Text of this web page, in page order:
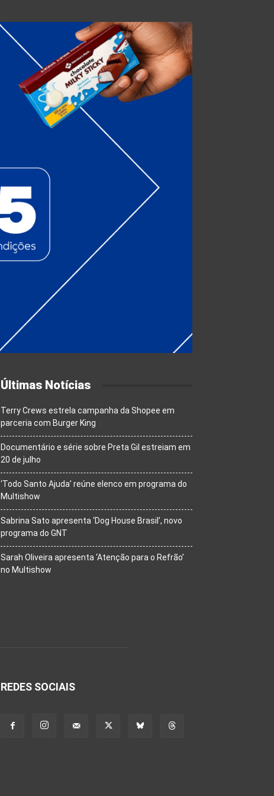
Últimas Notícias
Terry Crews estrela campanha da Shopee em
parceria com Burger King
Documentário e série sobre Preta Gil estreiam em
20 de julho
‘Todo Santo Ajuda’ reúne elenco em programa do
Multishow
Sabrina Sato apresenta ‘Dog House Brasil’, novo
programa do GNT
Sarah Oliveira apresenta ‘Atenção para o Refrão’
no Multishow
REDES SOCIAIS